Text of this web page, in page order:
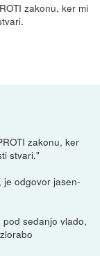
zakonu, ker mi
zakonu, ker
stvari."
je odgovor jasen-
sedanjo vlado,